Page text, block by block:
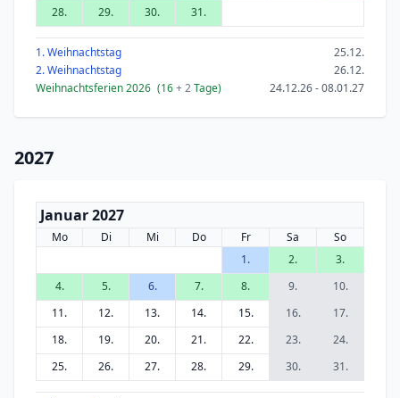
28.
29. 30. 31.
1. Weihnachtstag
25.12.
2. Weihnachtstag
26.12.
Weihnachtsferien 2026 (16+ 2Tage) 24.12.26 - 08.01.27
2027
Januar 2027
Mo Di Mi Do Fr Sa
So
1.
2.
3.
4.
5. 6. 7. 8. 9.
10.
11.
12. 13. 14. 15. 16.
17.
18.
19. 20. 21. 22. 23.
24.
25.
26. 27. 28. 29. 30. 31.